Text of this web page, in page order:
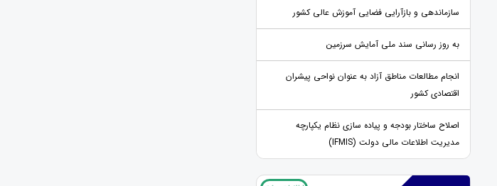
سازماندهی و بازآرایی فضایی آموزش عالی کشور
به روز رسانی سند ملی آمایش سرزمین
انجام مطالعات مناطق آزاد به عنوان نواحی پیشران
اقتصادی کشور
اصلاح ساختار بودجه و پیاده سازی نظام یکپارچه
مدیریت اطلاعات مالی دولت (IFMIS)